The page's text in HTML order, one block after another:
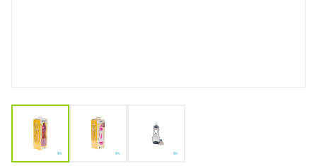
View larger image